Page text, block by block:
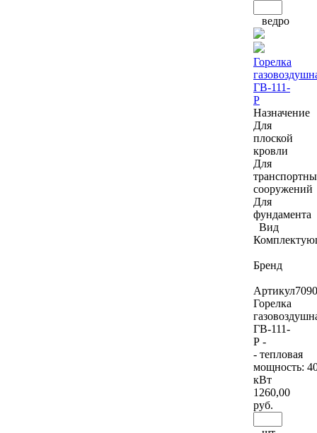
ведро
Горелка
ГВ-111-
Р
Назначение
Для
плоской
кровли
Для
сооружений
Для
фундамента
Вид
Бренд
Артикул
Горелка
ГВ-111-
Р -
- тепловая
мощность:
кВт
1260,00
руб.